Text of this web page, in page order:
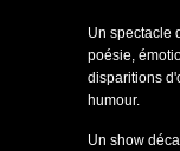
Un spectacle
poésie,
disparitions
humour.
Un show